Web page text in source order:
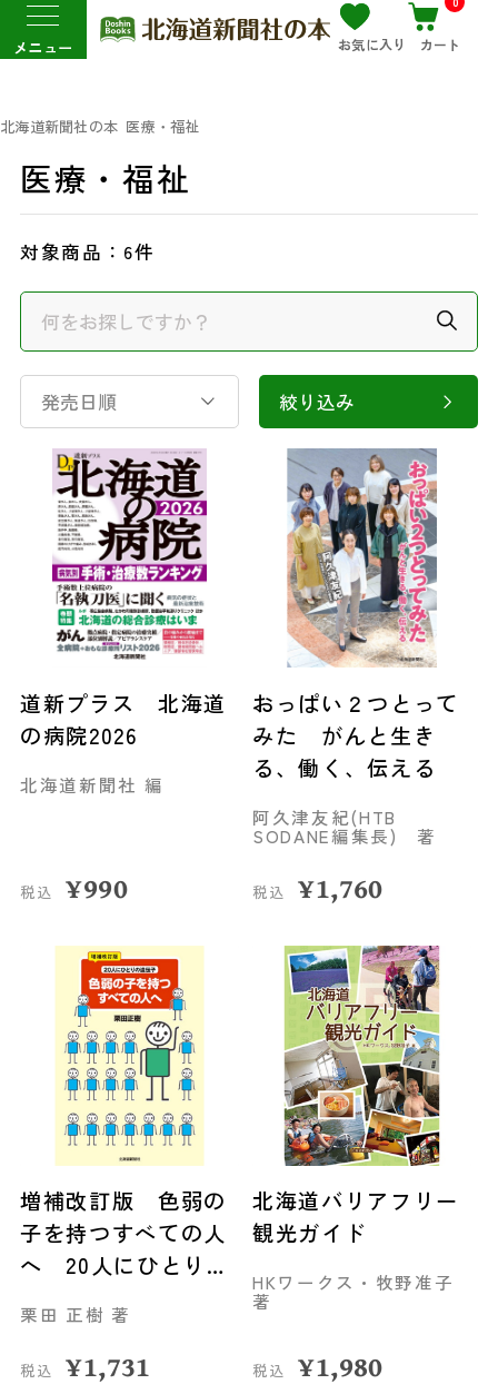
メニュー お気に入り カート
北海道新聞社の本 医療・福祉
医療・福祉
対象商品： 6件
発売日順 絞り込み
道新プラス 北海道
の病院2026
北海道新聞社 編
税込 ¥990
おっぱい２つとって
みた がんと生き
る、働く、伝える
阿久津友紀(HTB
SODANE編集長) 著
税込 ¥1,760
増補改訂版 色弱の
子を持つすべての人
へ 20人にひとりの
栗田 正樹 著
税込 ¥1,731
北海道バリアフリー
観光ガイド
HKワークス・牧野准子
著
税込 ¥1,980